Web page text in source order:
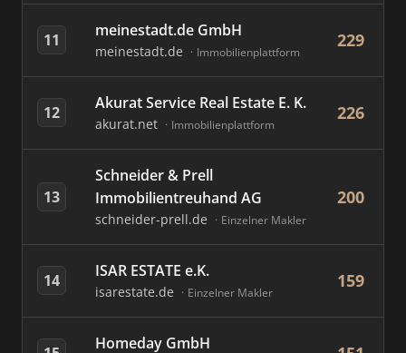
11 meinestadt.de GmbH
meinestadt.de Immobilienplattform
229
12 Akurat Service Real Estate E. K.
akurat.net Immobilienplattform
226
13
Schneider & Prell
Immobilientreuhand AG
schneider-prell.de Einzelner Makler
200
14 ISAR ESTATE e.K.
isarestate.de Einzelner Makler
159
Homeday GmbH